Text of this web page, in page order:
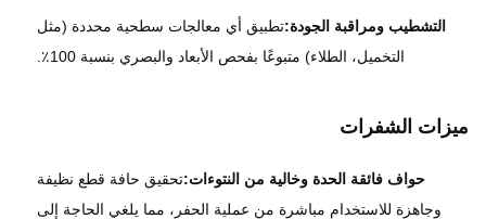
التشطيب ومراقبة الجودة:تطبيق أي معالجات سطحية محددة (مثل
التخميل، الطلاء) متبوعًا بفحص الأبعاد والبصري بنسبة 100٪.
الشفرات
حواف فائقة الحدة وخالية من النتوءات:تحقيق حافة قطع نظيفة
وجاهزة للاستخدام مباشرة من عملية الحفر، مما يلغي الحاجة إلى